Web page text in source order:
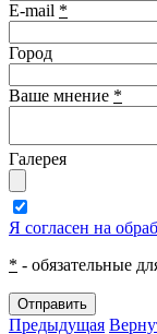
E-mail *
Город
Ваше мнение *
Галерея
Я согласен на
* - обязательные
Отправить
Предыдущая